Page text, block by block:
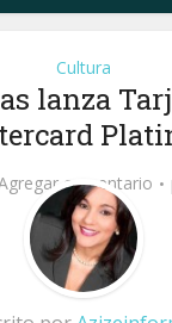
Cultura
lanza
comentario